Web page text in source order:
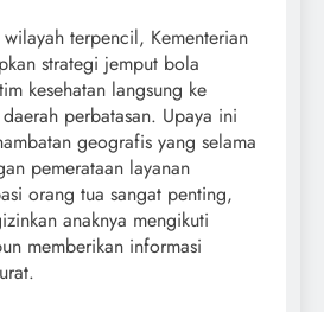
terpencil, Kementerian
strategi jemput bola
kesehatan langsung ke
perbatasan. Upaya ini
geografis yang selama
pemerataan layanan
orang tua sangat penting,
anaknya mengikuti
memberikan informasi